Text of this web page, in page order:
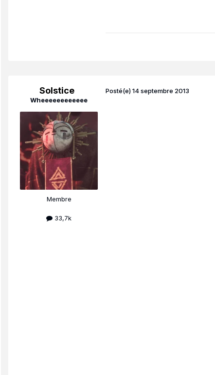
Solstice
Wheeeeeeeeeeee
Membre
33,7k
Posté(e)14 septembre 2013